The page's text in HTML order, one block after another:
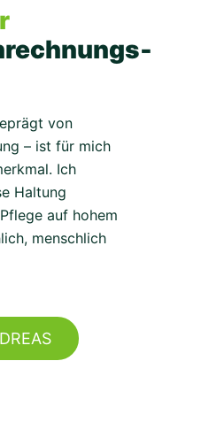
von
– ist für mich
Ich
Haltung
auf hohem
menschlich